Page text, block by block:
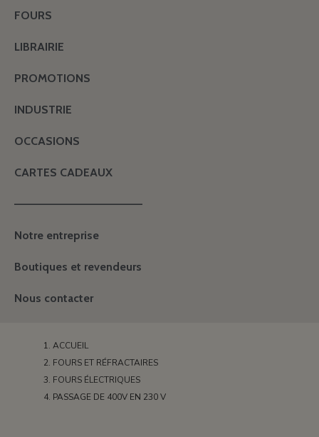
FOURS
LIBRAIRIE
PROMOTIONS
INDUSTRIE
OCCASIONS
CARTES CADEAUX
———————————————
Notre entreprise
Boutiques et revendeurs
Nous contacter
ACCUEIL
FOURS ET RÉFRACTAIRES
FOURS ÉLECTRIQUES
PASSAGE DE 400V EN 230 V